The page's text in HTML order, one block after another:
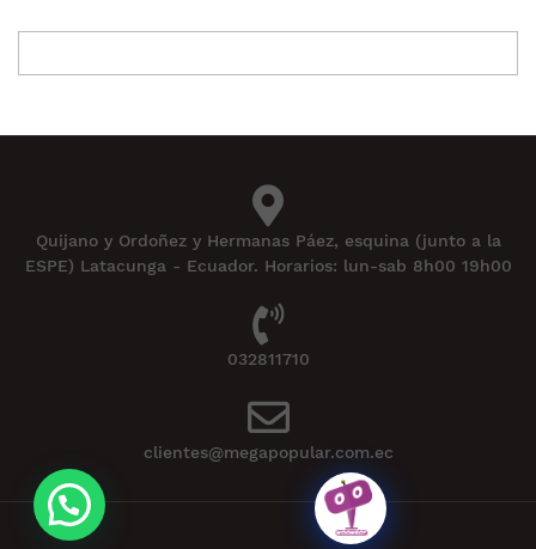
Quijano y Ordoñez y Hermanas Páez, esquina (junto a la
ESPE) Latacunga - Ecuador. Horarios: lun-sab 8h00 19h00
032811710
clientes@megapopular.com.ec